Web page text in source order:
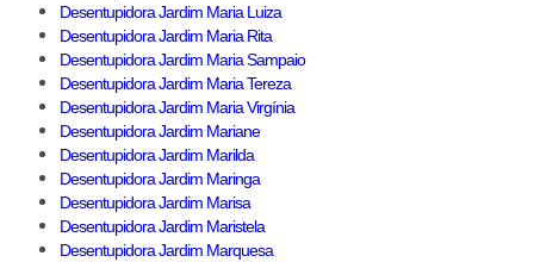
Desentupidora Jardim Maria Luiza
Desentupidora Jardim Maria Rita
Desentupidora Jardim Maria Sampaio
Desentupidora Jardim Maria Tereza
Desentupidora Jardim Maria Virgínia
Desentupidora Jardim Mariane
Desentupidora Jardim Marilda
Desentupidora Jardim Maringa
Desentupidora Jardim Marisa
Desentupidora Jardim Maristela
Desentupidora Jardim Marquesa